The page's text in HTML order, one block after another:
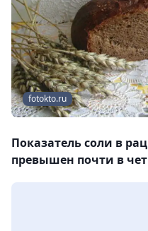
fotokto.ru
Показатель соли в
превышен почти в